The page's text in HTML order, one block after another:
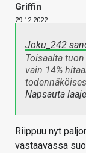
Griffin
29.12.2022
Joku_242
Toisaalta
vain 14%
Napsauta
Riippuu nyt
vastaavassa